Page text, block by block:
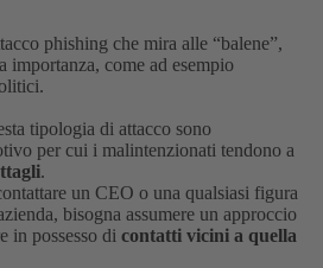
phishing che mira alle “balene”,
importanza, come ad esempio
tipologia di attacco sono
per cui i malintenzionati tendono a
.
un CEO o una qualsiasi figura
bisogna assumere un approccio
in possesso di contatti vicini a quella